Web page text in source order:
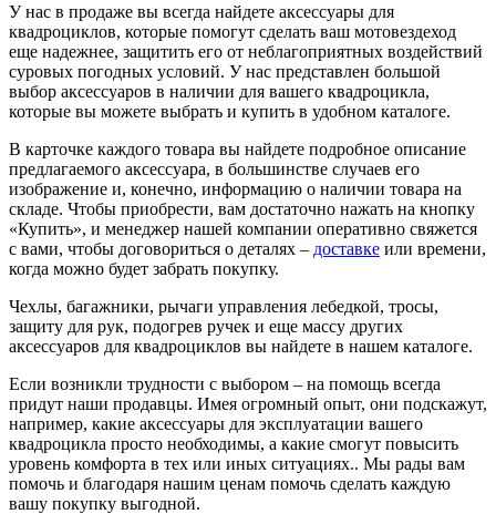
У нас в продаже вы всегда найдете аксессуары для
квадроциклов, которые помогут сделать ваш мотовездеход
еще надежнее, защитить его от неблагоприятных воздействий
суровых погодных условий. У нас представлен большой
выбор аксессуаров в наличии для вашего квадроцикла,
которые вы можете выбрать и купить в удобном каталоге.
В карточке каждого товара вы найдете подробное описание
предлагаемого аксессуара, в большинстве случаев его
изображение и, конечно, информацию о наличии товара на
складе. Чтобы приобрести, вам достаточно нажать на кнопку
«Купить», и менеджер нашей компании оперативно свяжется
с вами, чтобы договориться о деталях – доставке или времени,
когда можно будет забрать покупку.
Чехлы, багажники, рычаги управления лебедкой, тросы,
защиту для рук, подогрев ручек и еще массу других
аксессуаров для квадроциклов вы найдете в нашем каталоге.
Если возникли трудности с выбором – на помощь всегда
придут наши продавцы. Имея огромный опыт, они подскажут,
например, какие аксессуары для эксплуатации вашего
квадроцикла просто необходимы, а какие смогут повысить
уровень комфорта в тех или иных ситуациях.. Мы рады вам
помочь и благодаря нашим ценам помочь сделать каждую
вашу покупку выгодной.